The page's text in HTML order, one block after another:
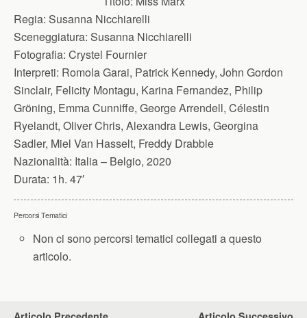
Regia: Susanna Nicchiarelli
Sceneggiatura: Susanna Nicchiarelli
Fotografia: Crystel Fournier
Interpreti: Romola Garai, Patrick Kennedy, John Gordon
Sinclair, Felicity Montagu, Karina Fernandez, Philip
Gröning, Emma Cunniffe, George Arrendell, Célestin
Ryelandt, Oliver Chris, Alexandra Lewis, Georgina
Sadler, Miel Van Hasselt, Freddy Drabble
Nazionalità: Italia – Belgio, 2020
Durata: 1h. 47′
Percorsi Tematici
Non ci sono percorsi tematici collegati a questo
articolo.